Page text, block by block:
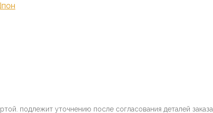
подлежит уточнению после согласования деталей заказа.